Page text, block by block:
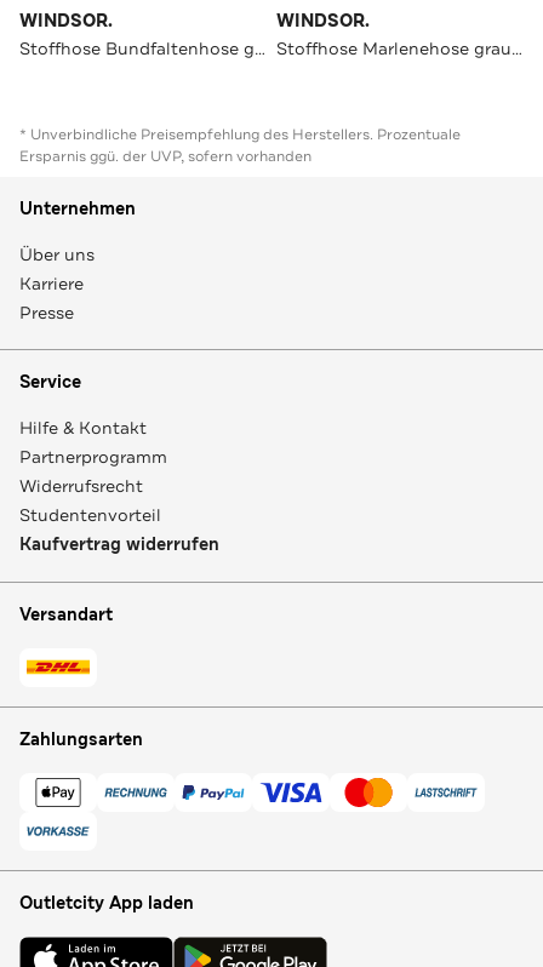
WINDSOR.
Stoffhose Bundfaltenhose grün Boyfriend
WINDSOR.
Stoffhose Marlenehose grau Slim
* Unverbindliche Preisempfehlung des Herstellers. Prozentuale
Ersparnis ggü. der UVP, sofern vorhanden
Unternehmen
Über uns
Karriere
Presse
Service
Hilfe & Kontakt
Partnerprogramm
Widerrufsrecht
Studentenvorteil
Kaufvertrag widerrufen
Versandart
Zahlungsarten
Outletcity App laden